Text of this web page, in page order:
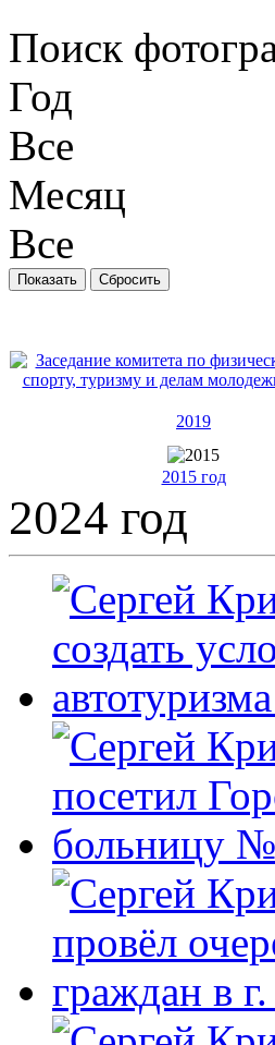
Поиск
Год
Все
Месяц
Все
2019
2015 год
2024 год